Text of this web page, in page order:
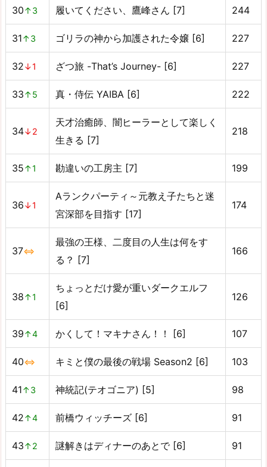
30↑3 履いてください、鷹峰さん [7] 244
31↑3 ゴリラの神から加護された令嬢 [6] 227
32↓1 ざつ旅 -That’s Journey- [6] 227
33↑5 真・侍伝 YAIBA [6] 222
34↓2
天才治癒師、闇ヒーラーとして楽しく
生きる [7]
218
35↑1 勘違いの工房主 [7] 199
36↓1
Aランクパーティ～元教え子たちと迷
宮深部を目指す [17]
174
37⇔
最強の王様、二度目の人生は何をす
る？ [7]
166
38↑1
ちょっとだけ愛が重いダークエルフ
[6]
126
39↑4 かくして！マキナさん！！ [6] 107
40⇔ キミと僕の最後の戦場 Season2 [6] 103
41↑3 神統記(テオゴニア) [5] 98
42↑4 前橋ウィッチーズ [6] 91
43↑2 謎解きはディナーのあとで [6] 91